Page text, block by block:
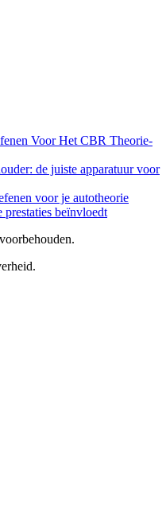
Voor Het CBR Theorie-
de juiste apparatuur voor
voor je autotheorie
prestaties beïnvloedt